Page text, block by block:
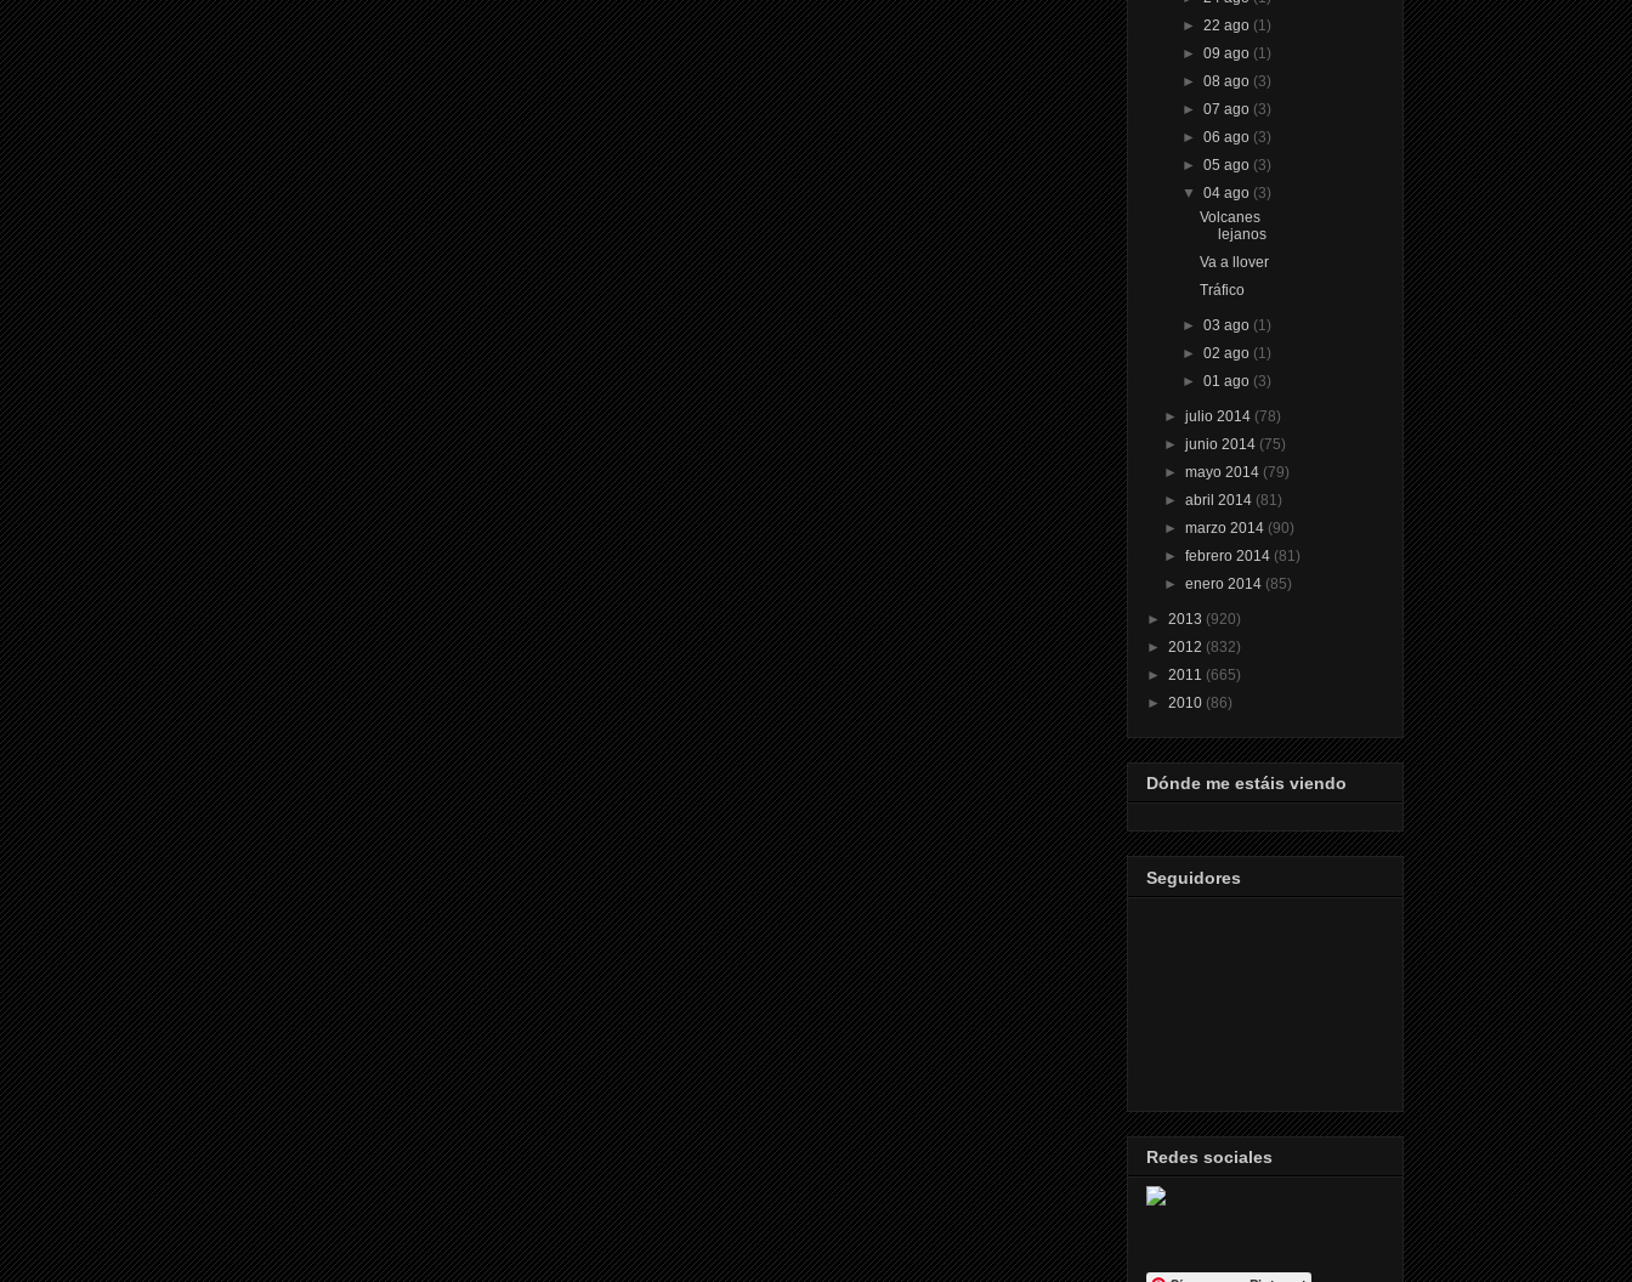
► 22 ago (1)
► 09 ago (1)
► 08 ago (3)
► 07 ago (3)
► 06 ago (3)
► 05 ago (3)
▼ 04 ago (3)
Volcanes
lejanos
Va a llover
Tráfico
► 03 ago (1)
► 02 ago (1)
► 01 ago (3)
►julio 2014 (78)
►junio 2014 (75)
►mayo 2014 (79)
►abril 2014 (81)
►marzo 2014 (90)
►febrero 2014 (81)
►enero 2014 (85)
► 2013 (920)
► 2012 (832)
► 2011 (665)
► 2010 (86)
Dónde me estáis viendo
Seguidores
Redes sociales